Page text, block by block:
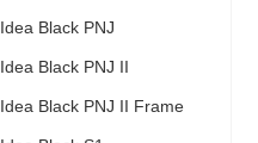
Idea Black PNJ
Idea Black PNJ II
Idea Black PNJ II Frame